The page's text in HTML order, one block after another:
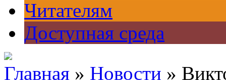
Читателям
Доступная среда
Главная » Новости »